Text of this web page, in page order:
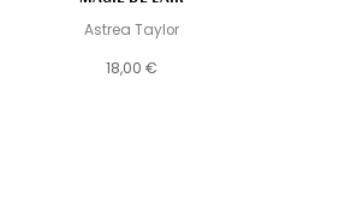
Astrea Taylor
18,00 €